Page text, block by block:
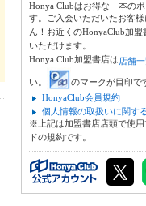
Honya Clubはお得な「本の
す。ご入会いただいたお客
ん！お近くのHonyaClub加
いただけます。
Honya Club加盟書店は店舗
い。
のマークが目印で
HonyaClub会員規約
個人情報の取扱いに関す
※上記は加盟書店店頭で使用
ドの規約です。